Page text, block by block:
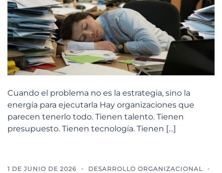
Cuando el problema no es la estrategia, sino la
energía para ejecutarla Hay organizaciones que
parecen tenerlo todo. Tienen talento. Tienen
presupuesto. Tienen tecnología. Tienen […]
1 DE JUNIO DE 2026
DESARROLLO ORGANIZACIONAL